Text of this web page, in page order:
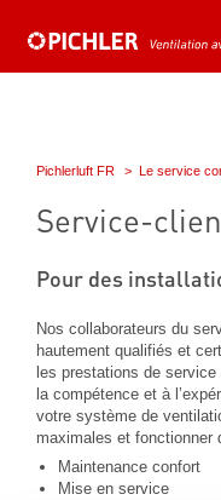
Pichlerluft FR Le service
Service-
Pour des
Nos collaborateurs du
hautement qualifiés et
les prestations de
la compétence et à
votre système de
maximales et fonctionner
Maintenance confort
Mise en service